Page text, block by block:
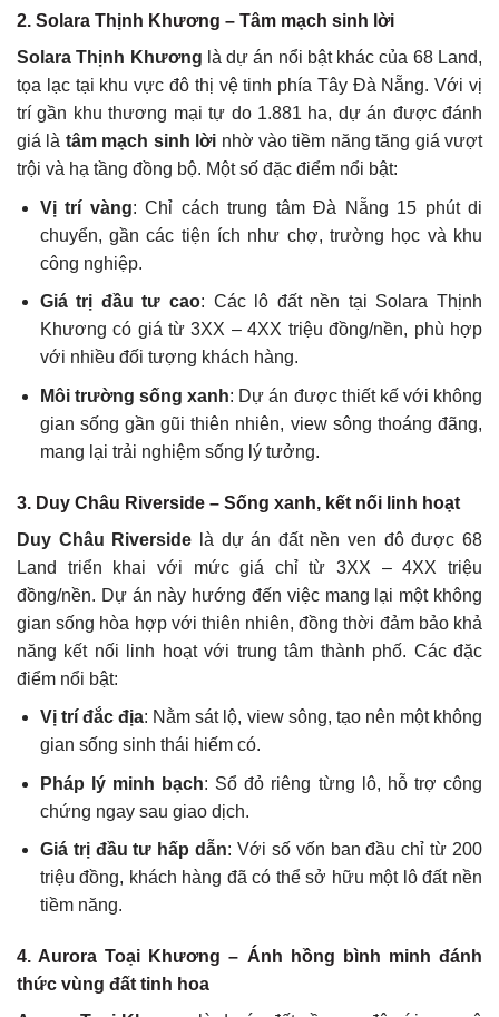
2. Solara Thịnh Khương – Tâm mạch sinh lời
Solara Thịnh Khương là dự án nổi bật khác của 68 Land,
tọa lạc tại khu vực đô thị vệ tinh phía Tây Đà Nẵng. Với vị
trí gần khu thương mại tự do 1.881 ha, dự án được đánh
giá là tâm mạch sinh lời nhờ vào tiềm năng tăng giá vượt
trội và hạ tầng đồng bộ. Một số đặc điểm nổi bật:
Vị trí vàng: Chỉ cách trung tâm Đà Nẵng 15 phút di
chuyển, gần các tiện ích như chợ, trường học và khu
công nghiệp.
Giá trị đầu tư cao: Các lô đất nền tại Solara Thịnh
Khương có giá từ 3XX – 4XX triệu đồng/nền, phù hợp
với nhiều đối tượng khách hàng.
Môi trường sống xanh: Dự án được thiết kế với không
gian sống gần gũi thiên nhiên, view sông thoáng đãng,
mang lại trải nghiệm sống lý tưởng.
3. Duy Châu Riverside – Sống xanh, kết nối linh hoạt
Duy Châu Riverside là dự án đất nền ven đô được 68
Land triển khai với mức giá chỉ từ 3XX – 4XX triệu
đồng/nền. Dự án này hướng đến việc mang lại một không
gian sống hòa hợp với thiên nhiên, đồng thời đảm bảo khả
năng kết nối linh hoạt với trung tâm thành phố. Các đặc
điểm nổi bật:
Vị trí đắc địa: Nằm sát lộ, view sông, tạo nên một không
gian sống sinh thái hiếm có.
Pháp lý minh bạch: Sổ đỏ riêng từng lô, hỗ trợ công
chứng ngay sau giao dịch.
Giá trị đầu tư hấp dẫn: Với số vốn ban đầu chỉ từ 200
triệu đồng, khách hàng đã có thể sở hữu một lô đất nền
tiềm năng.
4. Aurora Toại Khương – Ánh hồng bình minh đánh
thức vùng đất tinh hoa